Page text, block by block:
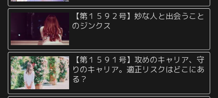
【第１５９２号】妙な人と出会うこと
のジンクス
【第１５９１号】攻めのキャリア、守
りのキャリア。適正リスクはどこにあ
る？